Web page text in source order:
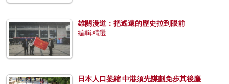
雄關漫道：把遙遠的歷史拉到眼前
編輯精選
日本人口萎縮 中港須先謀劃免步其後塵